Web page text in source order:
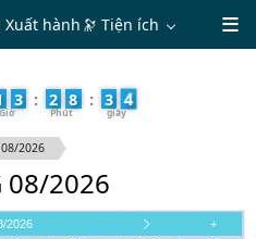
hành 🔭Tiện ích
3 : 2 8 : 3 4
2026
08/2026
2026 +